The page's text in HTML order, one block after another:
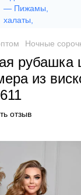
Ночные
рубашка
из
отзыв